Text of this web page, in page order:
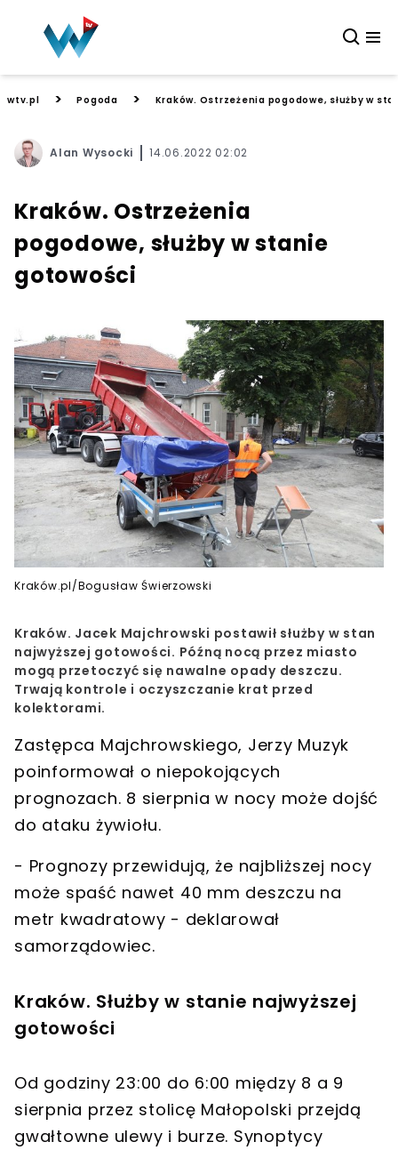
wtv.pl > Pogoda > Kraków. Ostrzeżenia pogodowe, służby w
Alan Wysocki 14.06.2022 02:02
Kraków. Ostrzeżenia
pogodowe, służby w stanie
gotowości
Kraków.pl/Bogusław Świerzowski
Kraków. Jacek Majchrowski postawił służby w stan
najwyższej gotowości. Późną nocą przez miasto
mogą przetoczyć się nawalne opady deszczu.
Trwają kontrole i oczyszczanie krat przed
kolektorami.
Zastępca Majchrowskiego, Jerzy Muzyk
poinformował o niepokojących
prognozach. 8 sierpnia w nocy może dojść
do ataku żywiołu.
- Prognozy przewidują, że najbliższej nocy
może spaść nawet 40 mm deszczu na
metr kwadratowy - deklarował
samorządowiec.
Kraków. Służby w stanie najwyższej
gotowości
Od godziny 23:00 do 6:00 między 8 a 9
sierpnia przez stolicę Małopolski przejdą
gwałtowne ulewy i burze. Synoptycy